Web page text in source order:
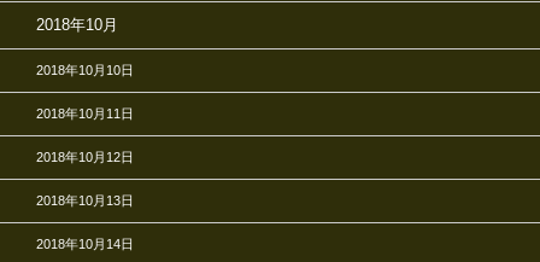
2018年10月
2018年10月10日
2018年10月11日
2018年10月12日
2018年10月13日
2018年10月14日